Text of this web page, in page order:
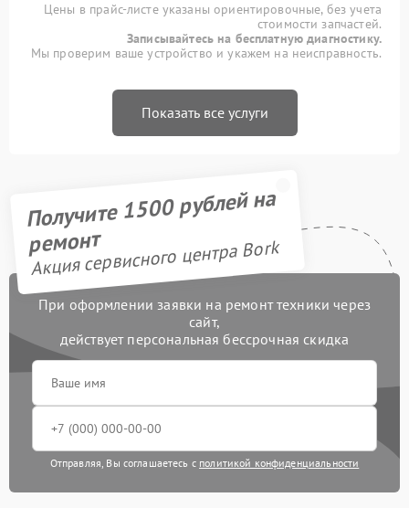
Цены в прайс-листе указаны ориентировочные, без учета
стоимости запчастей.
Записывайтесь на бесплатную диагностику.
Мы проверим ваше устройство и укажем на неисправность.
Показать все услуги
Получите 1500 рублей на
ремонт
Акция сервисного центра Bork
При оформлении заявки на ремонт техники через
сайт,
действует персональная бессрочная скидка
Отправляя, Вы соглашаетесь с политикой конфиденциальности